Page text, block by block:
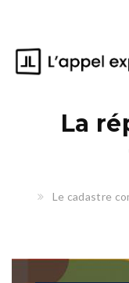
La
Le cadastre